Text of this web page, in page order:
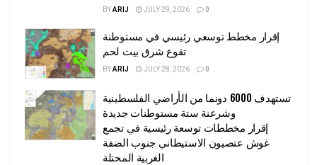
BYARIJ JULY 29, 2026 0
إقرار مخطط توسعي رئيسي في مستوطنة
تقوع شرق بيت لحم
BYARIJ JULY 28, 2026 0
تستهدف 6000 دونما من الأراضي الفلسطينية
وشرعنة ستة مستوطنات جديدة
إقرار مخططات توسعة رئيسية في تجمع
غوش عتصيون الاستيطاني جنوب الضفة
الغربية المحتلة